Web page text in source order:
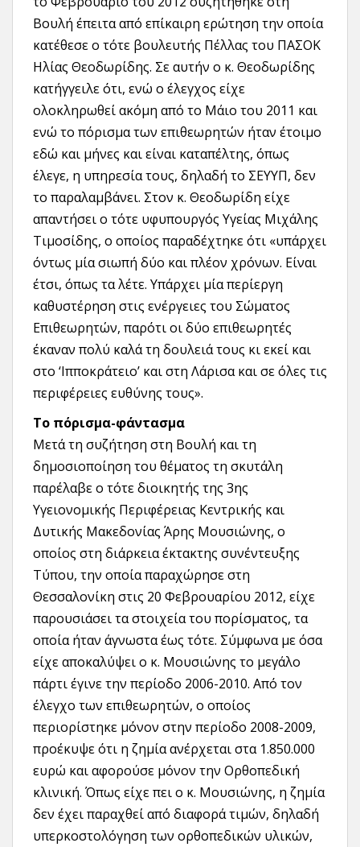
Βουλή έπειτα από επίκαιρη ερώτηση την οποία
κατέθεσε ο τότε βουλευτής Πέλλας του ΠΑΣΟΚ
Ηλίας Θεοδωρίδης. Σε αυτήν ο κ. Θεοδωρίδης
κατήγγειλε ότι, ενώ ο έλεγχος είχε
ολοκληρωθεί ακόμη από το Μάιο του 2011 και
ενώ το πόρισμα των επιθεωρητών ήταν έτοιμο
εδώ και μήνες και είναι καταπέλτης, όπως
έλεγε, η υπηρεσία τους, δηλαδή το ΣΕΥΥΠ, δεν
το παραλαμβάνει. Στον κ. Θεοδωρίδη είχε
απαντήσει ο τότε υφυπουργός Υγείας Μιχάλης
Τιμοσίδης, ο οποίος παραδέχτηκε ότι «υπάρχει
όντως μία σιωπή δύο και πλέον χρόνων. Είναι
έτσι, όπως τα λέτε. Υπάρχει μία περίεργη
καθυστέρηση στις ενέργειες του Σώματος
Επιθεωρητών, παρότι οι δύο επιθεωρητές
έκαναν πολύ καλά τη δουλειά τους κι εκεί και
στο ‘Ιπποκράτειο’ και στη Λάρισα και σε όλες τις
περιφέρειες ευθύνης τους».
Το πόρισμα-φάντασμα
Μετά τη συζήτηση στη Βουλή και τη
δημοσιοποίηση του θέματος τη σκυτάλη
παρέλαβε ο τότε διοικητής της 3ης
Υγειονομικής Περιφέρειας Κεντρικής και
Δυτικής Μακεδονίας Άρης Μουσιώνης, ο
οποίος στη διάρκεια έκτακτης συνέντευξης
Τύπου, την οποία παραχώρησε στη
Θεσσαλονίκη στις 20 Φεβρουαρίου 2012, είχε
παρουσιάσει τα στοιχεία του πορίσματος, τα
οποία ήταν άγνωστα έως τότε. Σύμφωνα με όσα
είχε αποκαλύψει ο κ. Μουσιώνης το μεγάλο
πάρτι έγινε την περίοδο 2006-2010. Από τον
έλεγχο των επιθεωρητών, ο οποίος
περιορίστηκε μόνον στην περίοδο 2008-2009,
προέκυψε ότι η ζημία ανέρχεται στα 1.850.000
ευρώ και αφορούσε μόνον την Ορθοπεδική
κλινική. Όπως είχε πει ο κ. Μουσιώνης, η ζημία
δεν έχει παραχθεί από διαφορά τιμών, δηλαδή
υπερκοστολόγηση των ορθοπεδικών υλικών,